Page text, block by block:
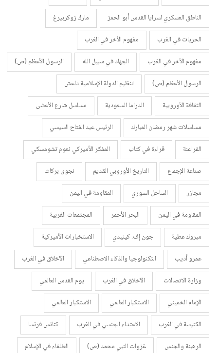
الناطق العسكري لسرايا القدس أبو الحمز
مارك زوكربيرغ
الحريات في الغرب
مفهوم الأخر في الغرب
مفهوم الأخر في الغرب
الجهاد في سبيل الله
الرسول الأعظم (ص)
الرسول الأعظم (ص)
تنظيم الدولة الإسلامية داعش
الثقافة الأوروبية
الدراما السعودية
مسلسل شارع الأعشى
مسلسلات شهر رمضان المبارك
الرئيس عبد الفتاح السيسي
الفراعنة
قراءة في كتاب
المفكر الأميركي نعوم تشومسكي
صناعة الإجماع
التاريخ الأوروبي القديم
نجوى بركات
مجازر
الساحل السوري
المقاومة في اليمن
المقاومة في اليمن
البحر الأحمر
المجتمعات الغربية
مبروك عطية
جون إف. كينيدي
الاستخبارات الأميركية
عمرو أديب
التكنولوجيا والذكاء الاصطناعي
الآخلاق في الغرب
وزارة الاتصالات
الآخلاق في الغرب
يوم القدس العالمي
الإمام الخميني
الاستكبار العالمي
الاستكبار العالمي
الكنيسة في الغرب
الاعتداء الجنسي في الغرب
كنائس فرنسا
الرهبنة والجنس
غزوات النبي محمد (ص)
الطلقاء في الإسلام